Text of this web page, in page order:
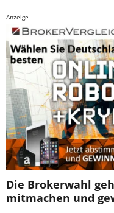
Anzeige
Die Brokerwahl
mitmachen und